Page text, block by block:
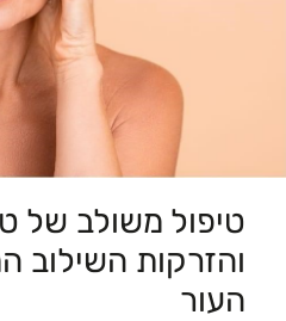
טיפול משולב של
והזרקות השילוב
העור